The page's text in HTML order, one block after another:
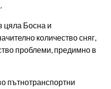
цяла Босна и
количество сняг,
проблеми, предимно в
пътнотранспортни